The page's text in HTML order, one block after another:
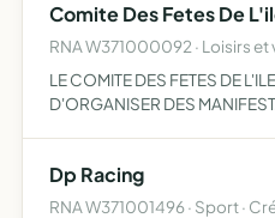
Comite Des Fetes De
RNA W371000092 · Loisirs et
LE COMITE DES FETES DE
D'ORGANISER DES
ET TOUS LES AUTRES
Dp Racing
RNA W371001496 · Sport ·